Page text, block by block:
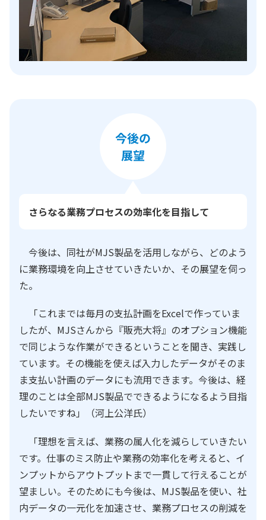
さらなる業務プロセスの効率化を目指して
今後は、同社がMJS製品を活用しながら、どのよう
に業務環境を向上させていきたいか、その展望を伺っ
た。
「これまでは毎月の支払計画をExcelで作っていま
したが、MJSさんから『販売大将』のオプション機能
で同じような作業ができるということを聞き、実践し
ています。その機能を使えば入力したデータがそのま
ま支払い計画のデータにも流用できます。今後は、経
理のことは全部MJS製品でできるようになるよう目指
したいですね」（河上公洋氏）
「理想を言えば、業務の属人化を減らしていきたい
です。仕事のミス防止や業務の効率化を考えると、イ
ンプットからアウトプットまで一貫して行えることが
望ましい。そのためにも今後は、MJS製品を使い、社
内データの一元化を加速させ、業務プロセスの削減を